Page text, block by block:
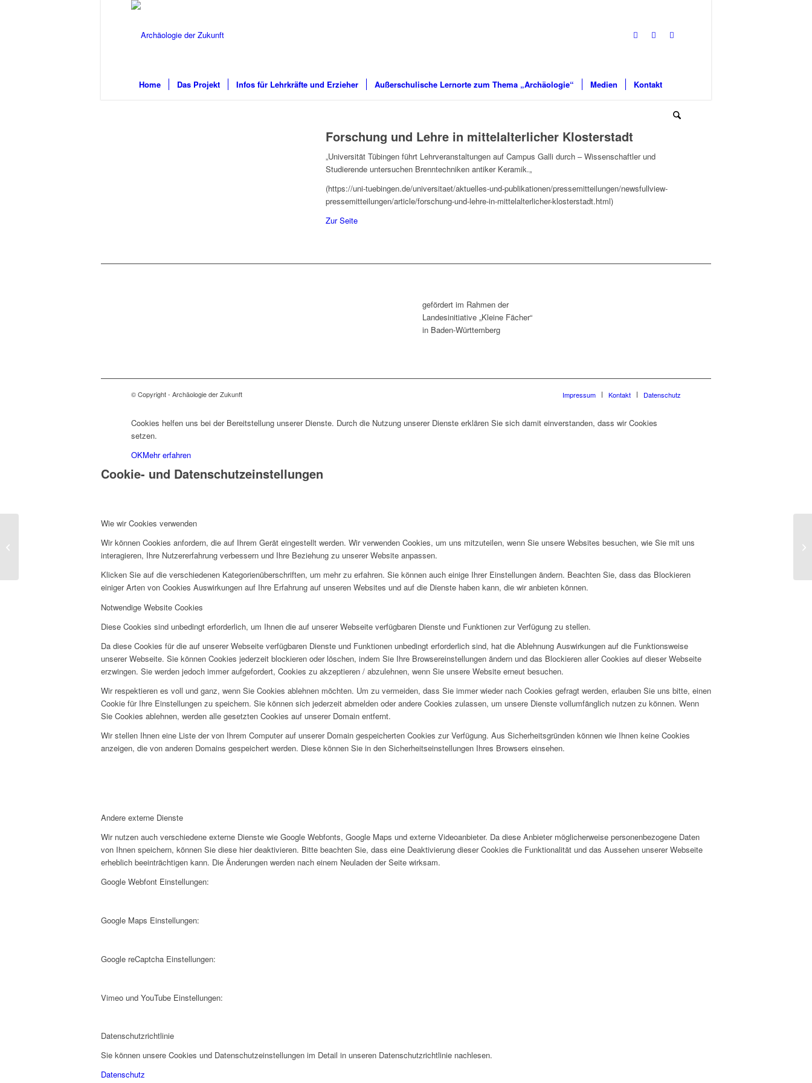
Home Das Projekt Infos für Lehrkräfte und Erzieher Außerschulische Lernorte zum Thema „Archäologie“ Medien Kontakt
Forschung und Lehre in mittelalterlicher Klosterstadt
„Universität Tübingen führt Lehrveranstaltungen auf Campus Galli durch ‒ Wissenschaftler und
Studierende untersuchen Brenntechniken antiker Keramik.„
(https://uni-tuebingen.de/universitaet/aktuelles-und-publikationen/pressemitteilungen/newsfullview-
pressemitteilungen/article/forschung-und-lehre-in-mittelalterlicher-klosterstadt.html)
Zur Seite
gefördert im Rahmen der
Landesinitiative „Kleine Fächer“
in Baden-Württemberg
© Copyright - Archäologie der Zukunft Impressum Kontakt Datenschutz
Entdecken, Erforschen,
Cookies helfen uns bei der Bereitstellung unserer Dienste. Durch die Nutzung unserer Dienste erklären Sie sich damit einverstanden, dass wir Cookies
setzen.
OKMehr erfahren
Cookie- und Datenschutzeinstellungen
Wie wir Cookies verwenden
Wir können Cookies anfordern, die auf Ihrem Gerät eingestellt werden. Wir verwenden Cookies, um uns mitzuteilen, wenn Sie unsere Websites besuchen, wie Sie mit uns
interagieren, Ihre Nutzererfahrung verbessern und Ihre Beziehung zu unserer Website anpassen.
Klicken Sie auf die verschiedenen Kategorienüberschriften, um mehr zu erfahren. Sie können auch einige Ihrer Einstellungen ändern. Beachten Sie, dass das Blockieren
einiger Arten von Cookies Auswirkungen auf Ihre Erfahrung auf unseren Websites und auf die Dienste haben kann, die wir anbieten können.
Notwendige Website Cookies
Diese Cookies sind unbedingt erforderlich, um Ihnen die auf unserer Webseite verfügbaren Dienste und Funktionen zur Verfügung zu stellen.
Da diese Cookies für die auf unserer Webseite verfügbaren Dienste und Funktionen unbedingt erforderlich sind, hat die Ablehnung Auswirkungen auf die Funktionsweise
unserer Webseite. Sie können Cookies jederzeit blockieren oder löschen, indem Sie Ihre Browsereinstellungen ändern und das Blockieren aller Cookies auf dieser Webseite
erzwingen. Sie werden jedoch immer aufgefordert, Cookies zu akzeptieren / abzulehnen, wenn Sie unsere Website erneut besuchen.
Wir respektieren es voll und ganz, wenn Sie Cookies ablehnen möchten. Um zu vermeiden, dass Sie immer wieder nach Cookies gefragt werden, erlauben Sie uns bitte, einen
Cookie für Ihre Einstellungen zu speichern. Sie können sich jederzeit abmelden oder andere Cookies zulassen, um unsere Dienste vollumfänglich nutzen zu können. Wenn
Sie Cookies ablehnen, werden alle gesetzten Cookies auf unserer Domain entfernt.
Wir stellen Ihnen eine Liste der von Ihrem Computer auf unserer Domain gespeicherten Cookies zur Verfügung. Aus Sicherheitsgründen können wie Ihnen keine Cookies
anzeigen, die von anderen Domains gespeichert werden. Diese können Sie in den Sicherheitseinstellungen Ihres Browsers einsehen.
Andere externe Dienste
Wir nutzen auch verschiedene externe Dienste wie Google Webfonts, Google Maps und externe Videoanbieter. Da diese Anbieter möglicherweise personenbezogene Daten
von Ihnen speichern, können Sie diese hier deaktivieren. Bitte beachten Sie, dass eine Deaktivierung dieser Cookies die Funktionalität und das Aussehen unserer Webseite
erheblich beeinträchtigen kann. Die Änderungen werden nach einem Neuladen der Seite wirksam.
Google Webfont Einstellungen:
Google Maps Einstellungen:
Google reCaptcha Einstellungen:
Vimeo und YouTube Einstellungen:
Datenschutzrichtlinie
Sie können unsere Cookies und Datenschutzeinstellungen im Detail in unseren Datenschutzrichtlinie nachlesen.
Datenschutz